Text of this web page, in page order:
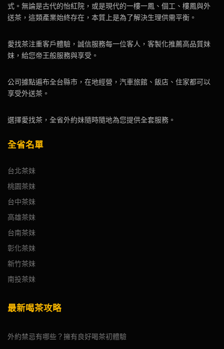
式。無論是古代的怡紅院，或是現代的一樓一鳳、個工、樓鳳與外
送茶，這類產業始終存在，本質上是為了解決生理供需平衡。
愛找茶注重客戶體驗，誠信服務每一位客人，客製化推薦高品質妹
妹，給您帝王般服務與享受。
公司據點遍布全台縣市，在地經營，汽車旅館、飯店、住家都可以
享受外送茶。
選擇愛找茶，全省外約妹隨時隨地為您提供全套服務。
全省名單
台北茶妹
桃園茶妹
台中茶妹
高雄茶妹
台南茶妹
彰化茶妹
新竹茶妹
南投茶妹
最新喝茶攻略
外約禁忌有哪些？擁有良好喝茶初體驗